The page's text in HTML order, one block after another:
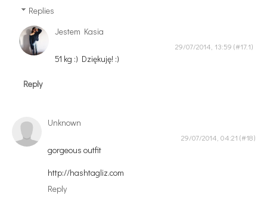
Replies
Jestem Kasia
29/07/2014, 13:59
51 kg :) Dziękuję! :)
Reply
Unknown
29/07/2014, 04:21
gorgeous outfit
http://hashtagliz.com
Reply